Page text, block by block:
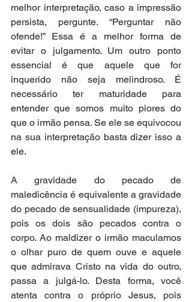
melhor interpretação, caso a impressão
persista, pergunte. “Perguntar não
ofende!” Essa é a melhor forma de
evitar o julgamento. Um outro ponto
essencial é que aquele que for
inquerido não seja melindroso. É
necessário ter maturidade para
entender que somos muito piores do
que o irmão pensa. Se ele se equivocou
na sua interpretação basta dizer isso a
ele.
A gravidade do pecado de
maledicência é equivalente a gravidade
do pecado de sensualidade (impureza),
pois os dois são pecados contra o
corpo. Ao maldizer o irmão maculamos
o olhar puro de quem ouve e aquele
que admirava Cristo na vida do outro,
passa a julgá-lo. Desta forma, você
atenta contra o próprio Jesus, pois